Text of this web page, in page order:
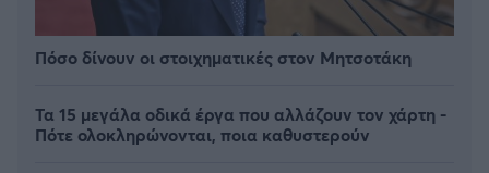
Πόσο δίνουν οι στοιχηματικές στον Μητσοτάκη
Τα 15 μεγάλα οδικά έργα που αλλάζουν τον χάρτη -
Πότε ολοκληρώνονται, ποια καθυστερούν